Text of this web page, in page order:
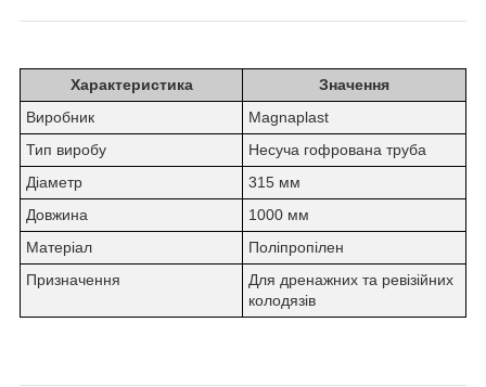
Характеристика
Значення
Виробник
Magnaplast
Тип виробу
Несуча гофрована труба
Діаметр
315 мм
Довжина
1000 мм
Матеріал
Поліпропілен
Призначення
Для дренажних та ревізійних
колодязів